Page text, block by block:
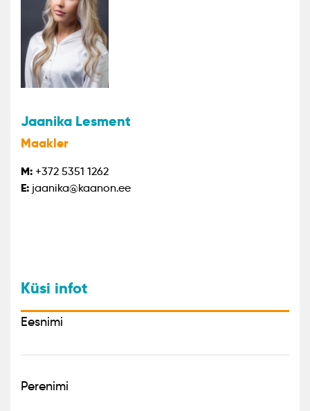
Jaanika Lesment
Maakler
M: +372 5351 1262
E: jaanika@kaanon.ee
Küsi infot
Eesnimi
Perenimi